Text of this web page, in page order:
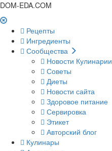
DOM-EDA.COM
Рецепты
Ингредиенты
Сообщества
Новости Кулинарии
Советы
Диеты
Новости сайта
Здоровое питание
Сервировка
Этикет
Авторский блог
Кулинары